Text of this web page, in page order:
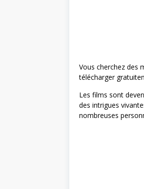
Vous cherchez des
télécharger
Les films sont
des intrigues
nombreuses